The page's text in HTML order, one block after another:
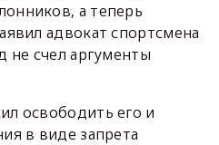
а теперь
адвокат спортсмена
не счел аргументы
освободить его и
в виде запрета